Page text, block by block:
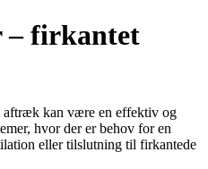
– firkantet
aftræk kan være en effektiv og
hvor der er behov for en
eller tilslutning til firkantede